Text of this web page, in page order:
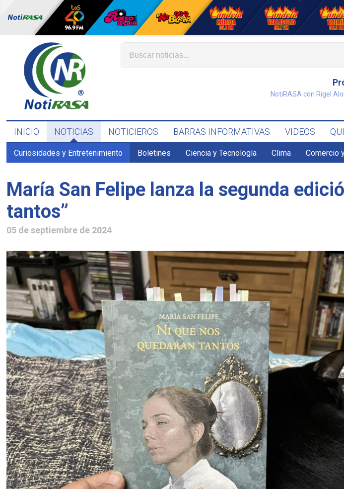
NotiRASA con Rigel
INICIO NOTICIAS NOTICIEROS BARRAS INFORMATIVAS VIDEOS
Curiosidades y Entretenimiento Boletines Ciencia y Tecnología Clima Comercio
María San Felipe lanza la segunda
tantos”
05 de septiembre de 2024